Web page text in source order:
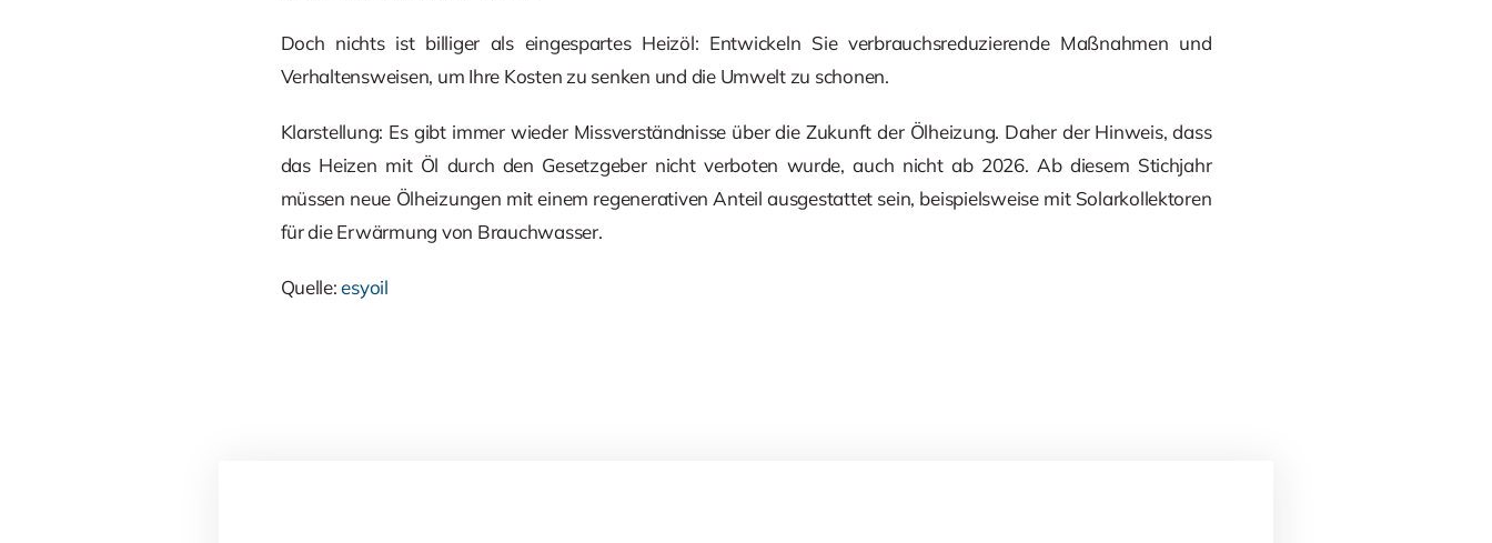
Doch nichts ist billiger als eingespartes Heizöl: Entwickeln Sie verbrauchsreduzierende Maßnahmen und
Verhaltensweisen, um Ihre Kosten zu senken und die Umwelt zu schonen.
Klarstellung: Es gibt immer wieder Missverständnisse über die Zukunft der Ölheizung. Daher der Hinweis, dass
das Heizen mit Öl durch den Gesetzgeber nicht verboten wurde, auch nicht ab 2026. Ab diesem Stichjahr
müssen neue Ölheizungen mit einem regenerativen Anteil ausgestattet sein, beispielsweise mit Solarkollektoren
für die Erwärmung von Brauchwasser.
Quelle:esyoil